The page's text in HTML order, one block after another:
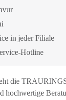
in jeder Filiale
Hotline
die
hochwertige